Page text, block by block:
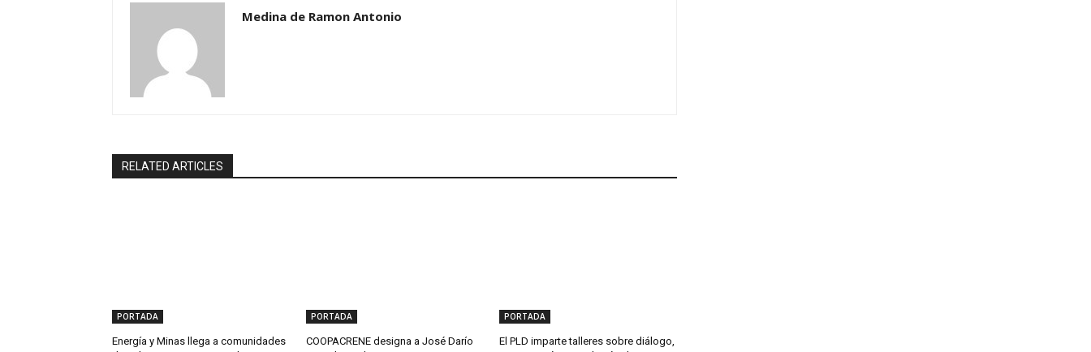
Medina de Ramon Antonio
RELATED ARTICLES
PORTADA
Energía y Minas llega a comunidades
PORTADA
COOPACRENE designa a José Darío
PORTADA
El PLD imparte talleres sobre diálogo,